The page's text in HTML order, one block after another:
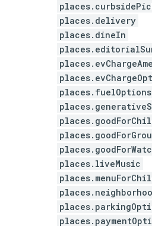
places.delivery
places.dineIn
places.fuelOptions
places.liveMusic